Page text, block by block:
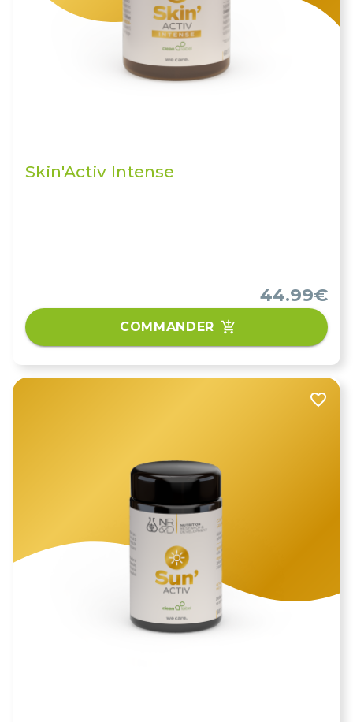
Skin'Activ Intense
44.99€
COMMANDER